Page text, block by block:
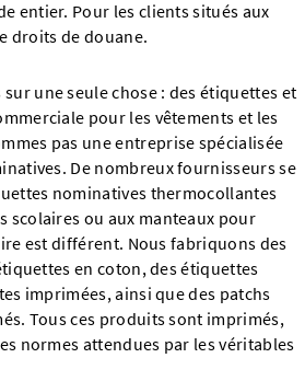
entier. Pour les clients situés aux
droits de douane.
une seule chose : des étiquettes et
pour les vêtements et les
pas une entreprise spécialisée
De nombreux fournisseurs se
nominatives thermocollantes
scolaires ou aux manteaux pour
est différent. Nous fabriquons des
en coton, des étiquettes
imprimées, ainsi que des patchs
Tous ces produits sont imprimés,
normes attendues par les véritables